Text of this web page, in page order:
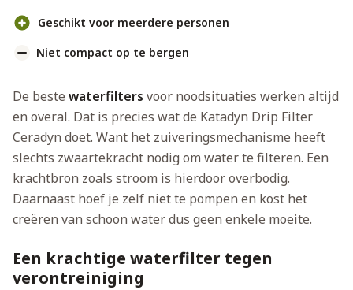
Geschikt voor meerdere personen
Niet compact op te bergen
De beste waterfilters voor noodsituaties werken altijd
en overal. Dat is precies wat de Katadyn Drip Filter
Ceradyn doet. Want het zuiveringsmechanisme heeft
slechts zwaartekracht nodig om water te filteren. Een
krachtbron zoals stroom is hierdoor overbodig.
Daarnaast hoef je zelf niet te pompen en kost het
creëren van schoon water dus geen enkele moeite.
Een krachtige waterfilter tegen
verontreiniging